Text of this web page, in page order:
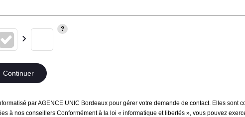
Continuer
par AGENCE UNIC Bordeaux pour gérer votre demande de contact. Elles sont
à nos conseillers Conformément à la loi « informatique et libertés », vous pouvez